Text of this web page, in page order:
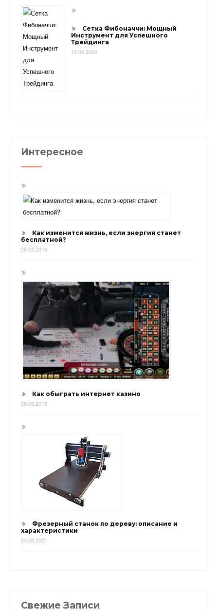
Сетка Фибоначчи: Мощный
Инструмент для Успешного
Трейдинга
18.04.2024
Интересное
Как изменится жизнь, если энергия станет
бесплатной?
26.03.2014
Как обыграть интернет казино
28.06.2019
Фрезерный станок по дереву: описание и
характеристики
24.08.2021
Свежие Записи